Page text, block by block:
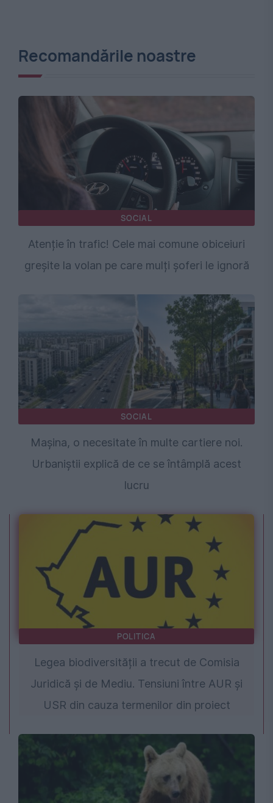
Recomandările noastre
SOCIAL
Atenție în trafic! Cele mai comune obiceiuri
greșite la volan pe care mulți șoferi le ignoră
SOCIAL
Mașina, o necesitate în multe cartiere noi.
Urbaniștii explică de ce se întâmplă acest
lucru
POLITICA
Legea biodiversității a trecut de Comisia
Juridică și de Mediu. Tensiuni între AUR și
USR din cauza termenilor din proiect